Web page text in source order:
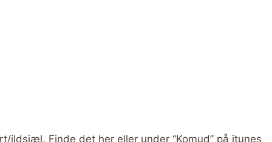
ildsjæl. Finde det her eller under “Komud” på itunes